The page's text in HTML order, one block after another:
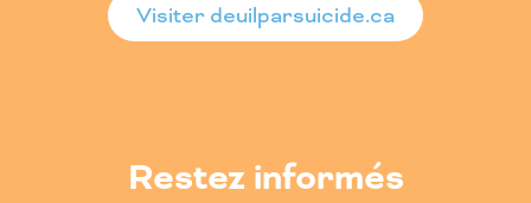
Visiter deuilparsuicide.ca
Restez informés